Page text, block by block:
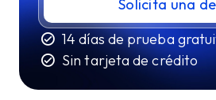
Solicita una
14 días de prueba
Sin tarjeta de crédito